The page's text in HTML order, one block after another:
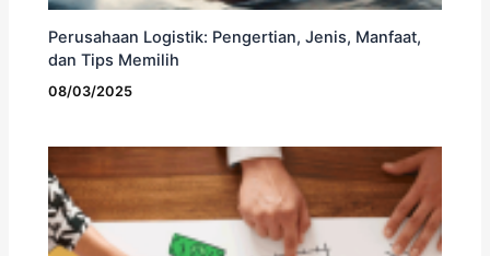
Perusahaan Logistik: Pengertian, Jenis, Manfaat,
dan Tips Memilih
08/03/2025